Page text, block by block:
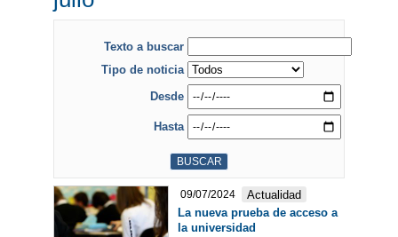
Texto a buscar
Tipo de noticia
Desde
Hasta
09/07/2024
Actualidad
La nueva prueba de acceso a
la universidad